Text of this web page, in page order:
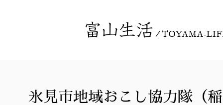
氷見市地域おこし協力隊（